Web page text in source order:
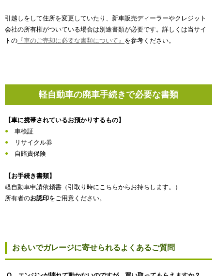
引越しをして住所を変更していたり、新車販売ディーラーやクレジット
会社の所有権がついている場合は別途書類が必要です。詳しくは当サイ
トの 『車のご売却に必要な書類について』 を参考ください。
軽自動車の廃車手続きで必要な書類
【車に携帯されているお預かりするもの】
車検証
リサイクル券
自賠責保険
【お手続き書類】
軽自動車申請依頼書（引取り時にこちらからお持ちします。）
所有者のお認印をご用意ください。
おもいでガレージに寄せられるよくあるご質問